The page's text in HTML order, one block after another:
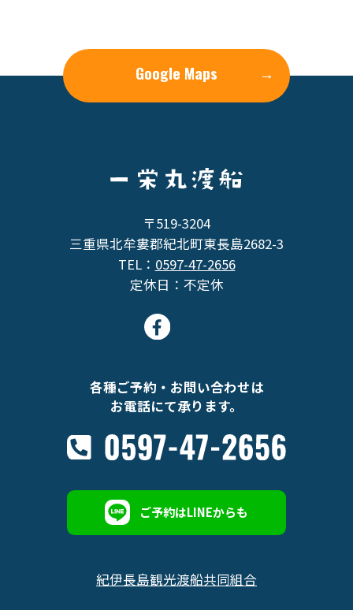
Google Maps →
〒519-3204
三重県北牟婁郡紀北町東長島2682-3
TEL： 0597-47-2656
定休日：不定休
各種ご予約・お問い合わせは
お電話にて承ります。
ご予約はLINEからも
紀伊長島観光渡船共同組合